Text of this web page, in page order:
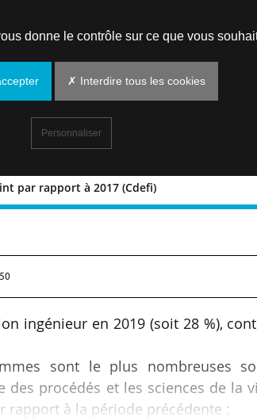
par rapport à 2017 (Cdefi)
2019; +1 point par
ingénieur en 2019 (soit 28 %),
sont le plus nombreuses
des procédés et les sciences de la
rapport à la période précédente ;
donne le contrôle sur ce que vous
✗ Interdire tous les cookies
Personnaliser